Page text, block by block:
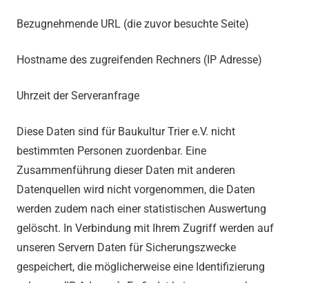
Bezugnehmende URL (die zuvor besuchte Seite)
Hostname des zugreifenden Rechners (IP Adresse)
Uhrzeit der Serveranfrage
Diese Daten sind für Baukultur Trier e.V. nicht
bestimmten Personen zuordenbar. Eine
Zusammenführung dieser Daten mit anderen
Datenquellen wird nicht vorgenommen, die Daten
werden zudem nach einer statistischen Auswertung
gelöscht. In Verbindung mit Ihrem Zugriff werden auf
unseren Servern Daten für Sicherungszwecke
gespeichert, die möglicherweise eine Identifizierung